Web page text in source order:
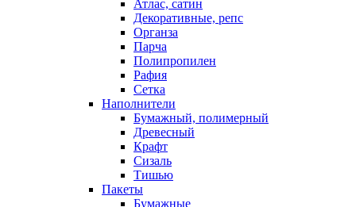
Атлас, сатин
Декоративные, репс
Органза
Парча
Полипропилен
Рафия
Сетка
Наполнители
Бумажный, полимерный
Древесный
Крафт
Сизаль
Тишью
Пакеты
Бумажные